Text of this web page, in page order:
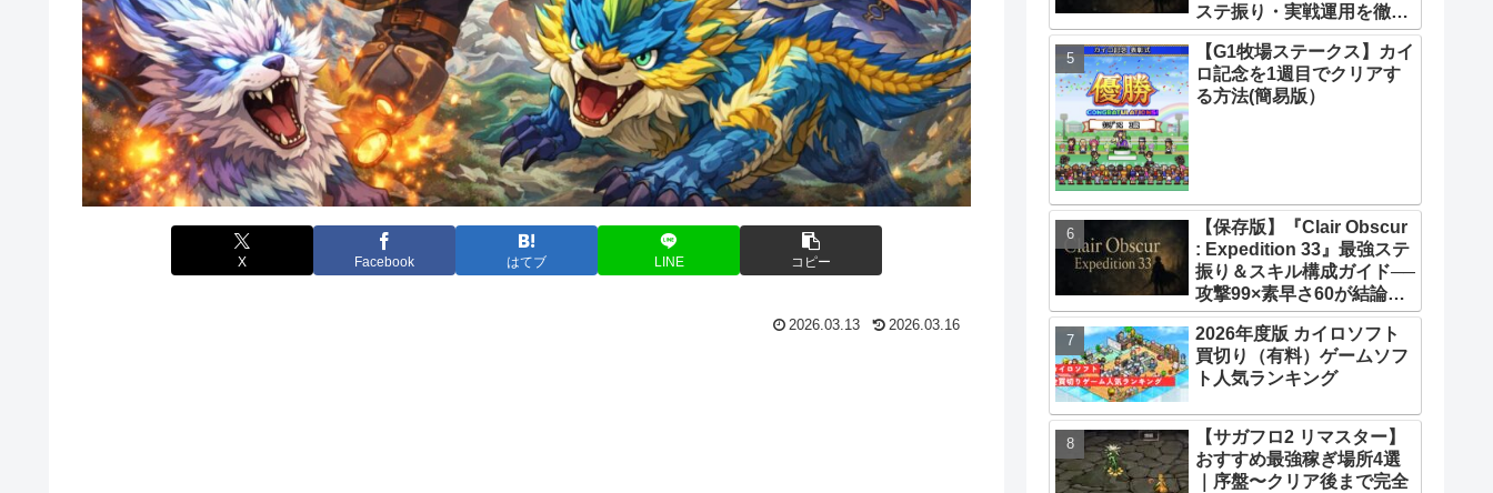
X Facebook はてブ LINE コピー
2026.03.13 2026.03.16
ステ振り・実戦運用を徹底
解説【クレールオブスキュ
ール エクスペディション
33】【攻略】
【G1牧場ステークス】カイ
ロ記念を1週目でクリアす
る方法(簡易版）
【保存版】『Clair Obscur
: Expedition 33』最強ステ
振り＆スキル構成ガイド──
攻撃99×素早さ60が結論！
全キャラ万能ビルド徹底解
説
2026年度版 カイロソフト
買切り（有料）ゲームソフ
ト人気ランキング
【サガフロ2 リマスター】
おすすめ最強稼ぎ場所4選
｜序盤〜クリア後まで完全